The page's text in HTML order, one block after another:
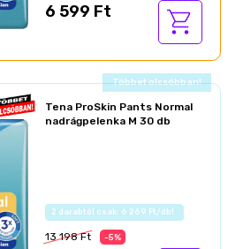
6 599 Ft
Ajándék akció!
Tena ProSkin Pants Normal
nadrágpelenka M 30 db
Az akció részletei
13 198 Ft -5%